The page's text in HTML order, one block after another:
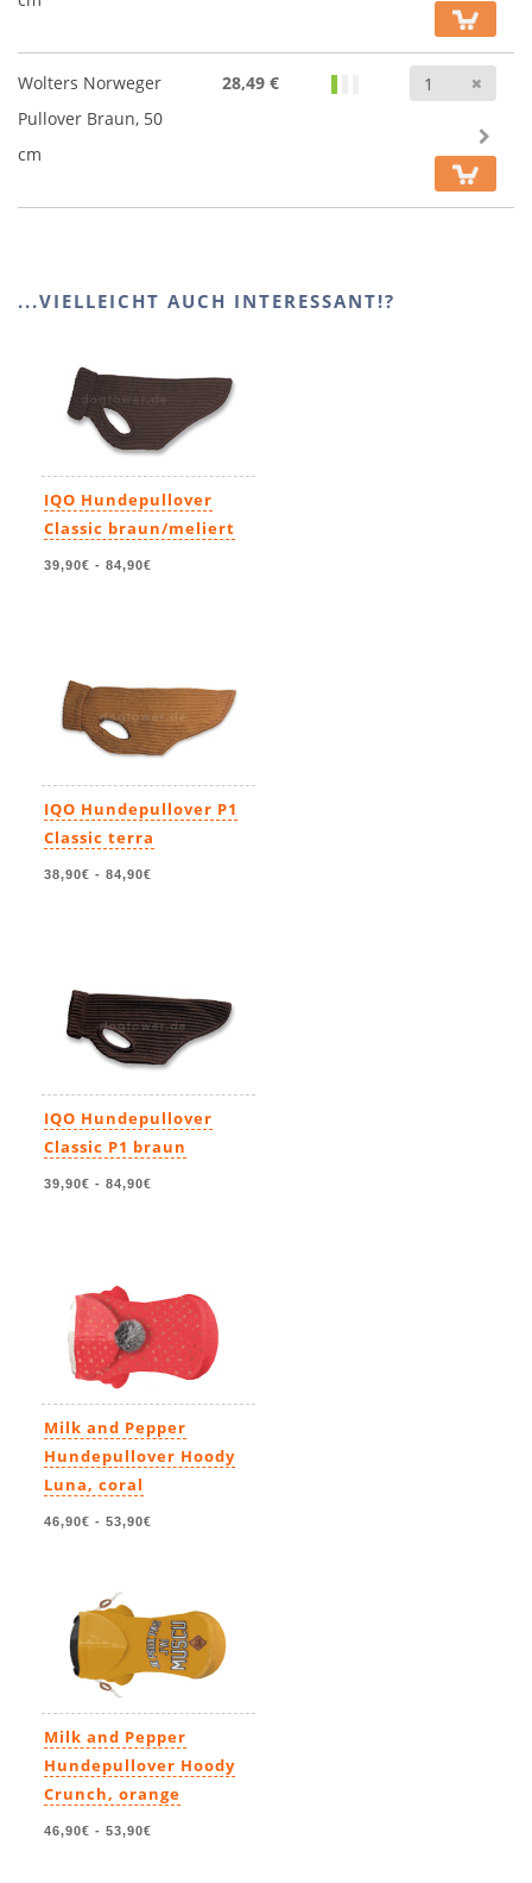
Wolters Norweger
Pullover Braun, 50
cm
28,49 €
...VIELLEICHT AUCH INTERESSANT!?
IQO Hundepullover
Classic braun/meliert
39,90€ - 84,90€
IQO Hundepullover P1
Classic terra
38,90€ - 84,90€
IQO Hundepullover
Classic P1 braun
39,90€ - 84,90€
Milk and Pepper
Hundepullover Hoody
Luna, coral
46,90€ - 53,90€
Milk and Pepper
Hundepullover Hoody
Crunch, orange
46,90€ - 53,90€